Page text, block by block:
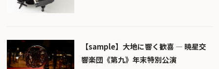
【sample】大地に響く歓喜 ― 暁星交
響楽団《第九》年末特別公演